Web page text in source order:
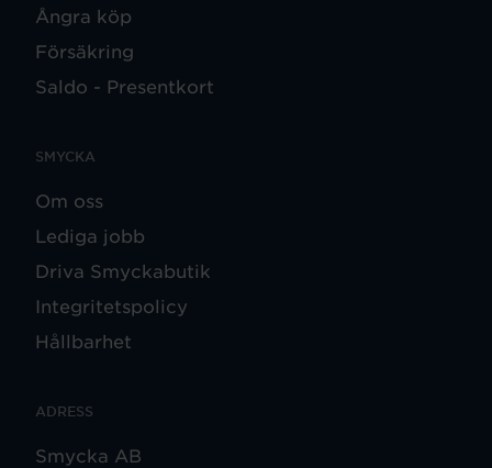
Ångra köp
Försäkring
Saldo - Presentkort
SMYCKA
Om oss
Lediga jobb
Driva Smyckabutik
Integritetspolicy
Hållbarhet
ADRESS
Smycka AB